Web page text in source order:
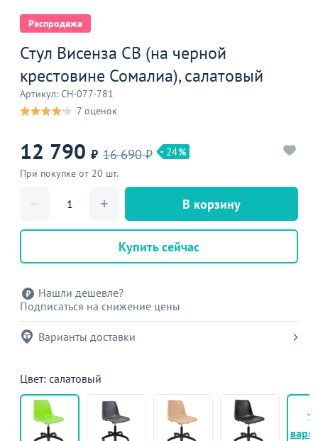
Распродажа
Стул Висенза СВ (на черной
крестовине Сомалиа), салатовый
Артикул: CH-077-781
7 оценок
12 790 ₽ 16 690 ₽ 24
При покупке от 20 шт.
В корзину
Купить сейчас
Нашли дешевле?
Подписаться на снижение цены
Варианты доставки
Цвет: салатовый